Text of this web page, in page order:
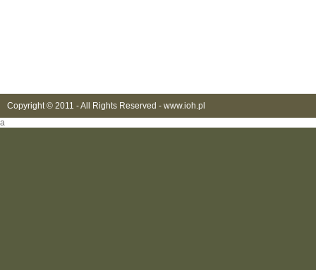
Copyright © 2011 - All Rights Reserved - www.ioh.pl
a